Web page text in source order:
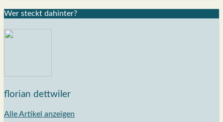
Wer steckt dahin­ter?
florian dettwiler
Alle Artikel anzeigen